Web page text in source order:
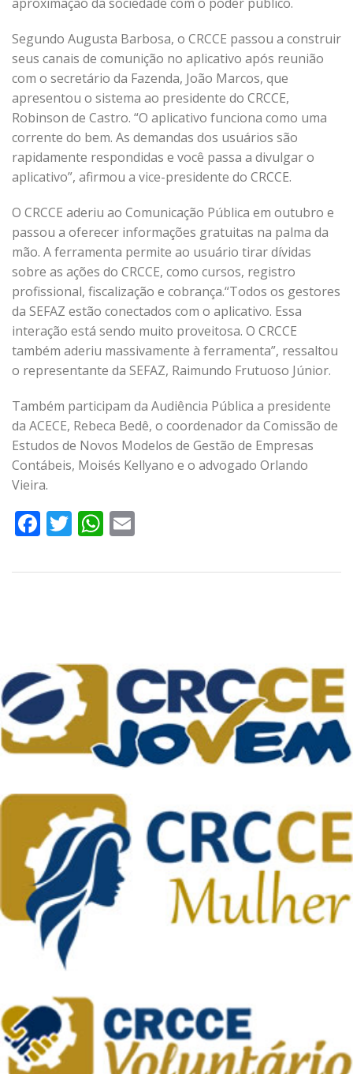
Segundo Augusta Barbosa, o CRCCE passou a construir
seus canais de comunição no aplicativo após reunião
com o secretário da Fazenda, João Marcos, que
apresentou o sistema ao presidente do CRCCE,
Robinson de Castro. “O aplicativo funciona como uma
corrente do bem. As demandas dos usuários são
rapidamente respondidas e você passa a divulgar o
aplicativo”, afirmou a vice-presidente do CRCCE.
O CRCCE aderiu ao Comunicação Pública em outubro e
passou a oferecer informações gratuitas na palma da
mão. A ferramenta permite ao usuário tirar dívidas
sobre as ações do CRCCE, como cursos, registro
profissional, fiscalização e cobrança.“Todos os gestores
da SEFAZ estão conectados com o aplicativo. Essa
interação está sendo muito proveitosa. O CRCCE
também aderiu massivamente à ferramenta”, ressaltou
o representante da SEFAZ, Raimundo Frutuoso Júnior.
Também participam da Audiência Pública a presidente
da ACECE, Rebeca Bedê, o coordenador da Comissão de
Estudos de Novos Modelos de Gestão de Empresas
Contábeis, Moisés Kellyano e o advogado Orlando
Vieira.
Facebook
TwitterWhatsApp